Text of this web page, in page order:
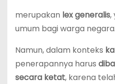
merupakan lex generalis,
umum bagi warga negara.
Namun, dalam konteks
penerapannya harus
secara ketat, karena